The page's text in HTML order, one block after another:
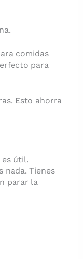
comidas
para
Esto ahorra
es útil.
nada. Tienes
parar la